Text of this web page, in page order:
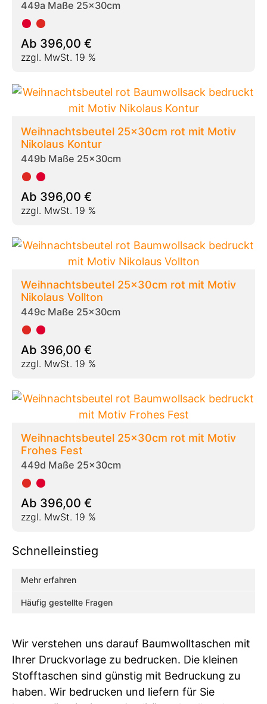
449a Maße 25x30cm
Ab 396,00 €
zzgl. MwSt. 19 %
Weihnachtsbeutel 25x30cm rot mit Motiv
Nikolaus Kontur
449b Maße 25x30cm
Ab 396,00 €
zzgl. MwSt. 19 %
Weihnachtsbeutel 25x30cm rot mit Motiv
Nikolaus Vollton
449c Maße 25x30cm
Ab 396,00 €
zzgl. MwSt. 19 %
Weihnachtsbeutel 25x30cm rot mit Motiv
Frohes Fest
449d Maße 25x30cm
Ab 396,00 €
zzgl. MwSt. 19 %
Schnelleinstieg
Mehr erfahren
Häufig gestellte Fragen
Wir verstehen uns darauf Baumwolltaschen mit
Ihrer Druckvorlage zu bedrucken. Die kleinen
Stofftaschen sind günstig mit Bedruckung zu
haben. Wir bedrucken und liefern für Sie